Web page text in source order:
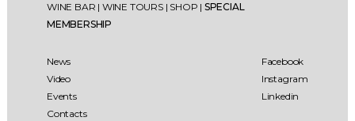
WINE BAR | WINE TOURS | SHOP | SPECIAL
MEMBERSHIP
News
Video
Events
Contacts
Facebook
Instagram
Linkedin